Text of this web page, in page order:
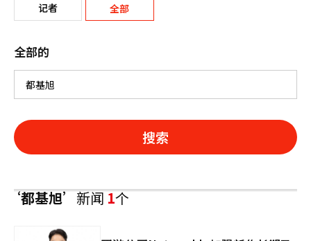
记者 全部
全部的
搜索
‘都基旭’新闻1个